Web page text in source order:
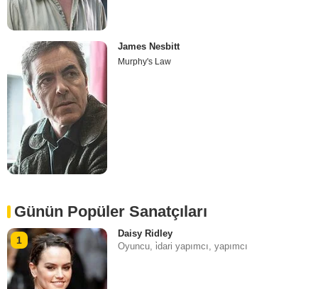
James Nesbitt
Murphy's Law
Günün Popüler Sanatçıları
1
Daisy Ridley
Oyuncu, i̇dari yapımcı, yapımcı